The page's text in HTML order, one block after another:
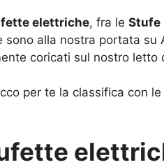
elettriche, fra le Stufe
sono alla nostra portata su
coricati sul nostro letto
per te la classifica con le